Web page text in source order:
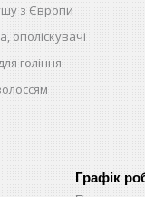
з Європи
ополіскувачі
гоління
Графік